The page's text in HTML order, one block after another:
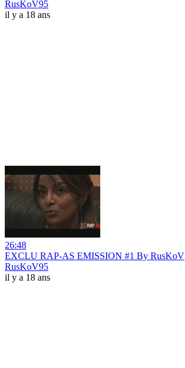
RusKoV95
il y a 18 ans
26:48
EXCLU RAP-AS EMISSION #1 By RusKoV
RusKoV95
il y a 18 ans